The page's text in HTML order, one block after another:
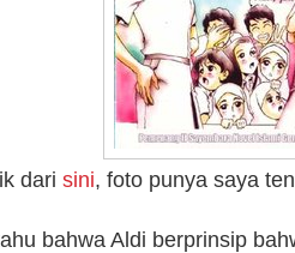
dari sini, foto punya saya
bahwa Aldi berprinsip